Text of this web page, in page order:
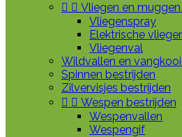
  Vliegen en
Vliegenspray
Elektrische
Vliegenval
Wildvallen en
Spinnen bestrijden
Zilvervisjes bestrijden
  Wespen bestrijden
Wespenvallen
Wespengif